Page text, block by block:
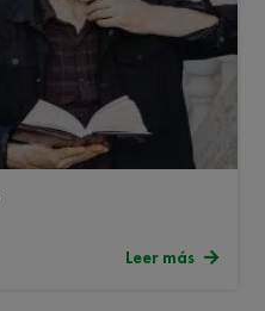
Leer más